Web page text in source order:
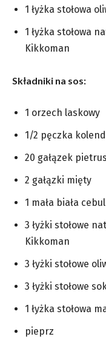
1 łyżka stołowa
1 łyżka stołowa
Kikkoman
Składniki na sos:
1 orzech laskowy
1/2 pęczka
20 gałązek
2 gałązki mięty
1 mała biała
3 łyżki stołowe
Kikkoman
3 łyżki stołowe
3 łyżki stołowe
1 łyżka stołowa
pieprz